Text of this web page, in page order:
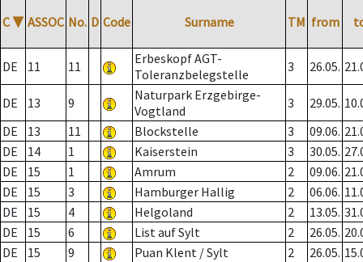
C ▼ ASSOC No. D Code Surname TM from
DE 11 11
Erbeskopf AGT-
Toleranzbelegstelle
3 26.05.
DE 13 9
Naturpark Erzgebirge-
Vogtland
3 29.05.
DE
13 11 Blockstelle 3 09.06.
DE
14 1 Kaiserstein 3 30.05.
DE
15 1 Amrum 2 09.06.
DE
15 3 Hamburger Hallig 2 06.06.
DE
15 4 Helgoland 2 13.05.
DE
15 6 List auf Sylt 2 26.05.
DE
15 9 Puan Klent / Sylt 2 26.05.